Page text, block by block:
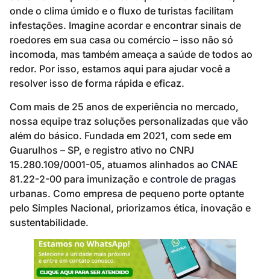
onde o clima úmido e o fluxo de turistas facilitam
infestações. Imagine acordar e encontrar sinais de
roedores em sua casa ou comércio – isso não só
incomoda, mas também ameaça a saúde de todos ao
redor. Por isso, estamos aqui para ajudar você a
resolver isso de forma rápida e eficaz.
Com mais de 25 anos de experiência no mercado,
nossa equipe traz soluções personalizadas que vão
além do básico. Fundada em 2021, com sede em
Guarulhos – SP, e registro ativo no CNPJ
15.280.109/0001-05, atuamos alinhados ao CNAE
81.22-2-00 para imunização e controle de pragas
urbanas. Como empresa de pequeno porte optante
pelo Simples Nacional, priorizamos ética, inovação e
sustentabilidade.